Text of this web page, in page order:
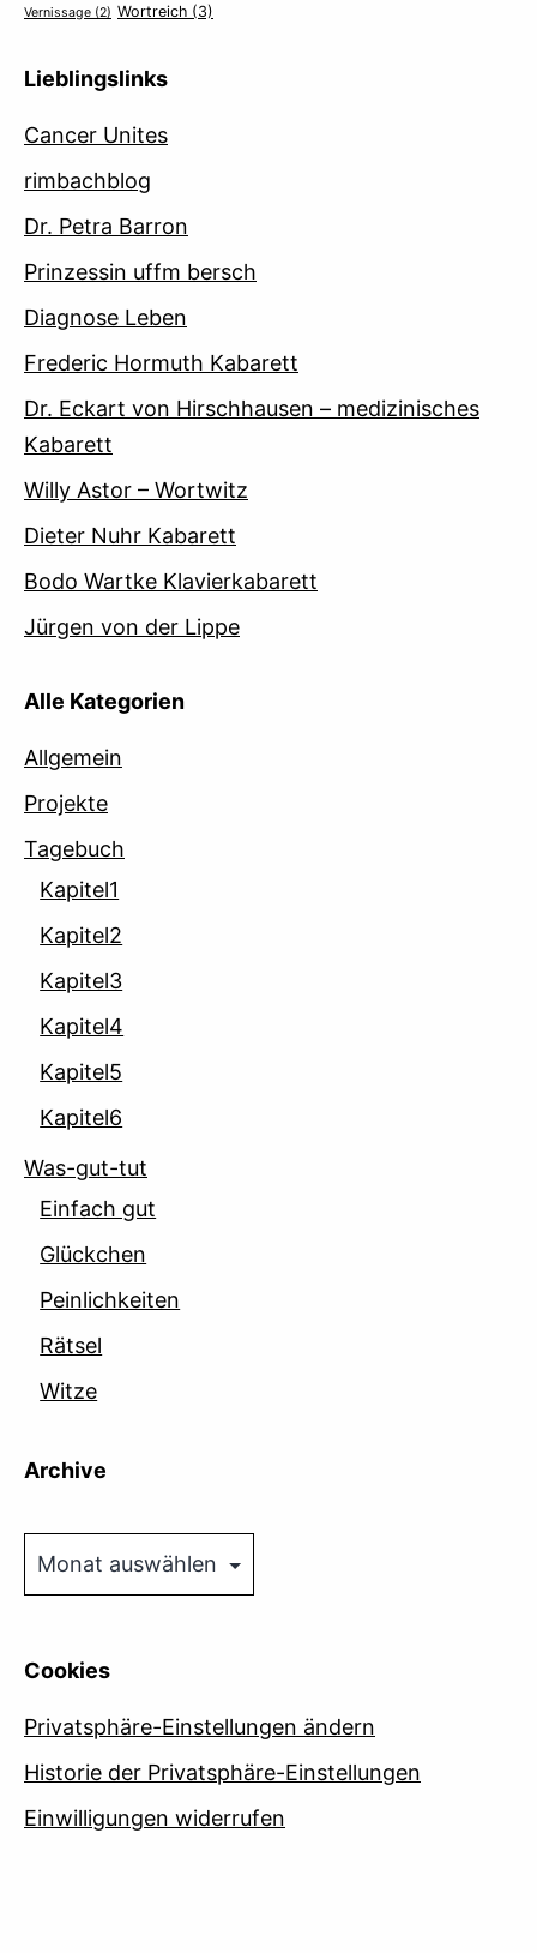
Vernissage (2) Wortreich (3)
Lieblingslinks
Cancer Unites
rimbachblog
Dr. Petra Barron
Prinzessin uffm bersch
Diagnose Leben
Frederic Hormuth Kabarett
Dr. Eckart von Hirschhausen – medizinisches
Kabarett
Willy Astor – Wortwitz
Dieter Nuhr Kabarett
Bodo Wartke Klavierkabarett
Jürgen von der Lippe
Alle Kategorien
Allgemein
Projekte
Tagebuch
Kapitel1
Kapitel2
Kapitel3
Kapitel4
Kapitel5
Kapitel6
Was-gut-tut
Einfach gut
Glückchen
Peinlichkeiten
Rätsel
Witze
Archive
Cookies
Privatsphäre-Einstellungen ändern
Historie der Privatsphäre-Einstellungen
Einwilligungen widerrufen